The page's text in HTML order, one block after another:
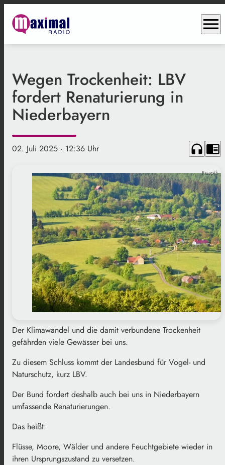
menu
Wegen Trockenheit: LBV
fordert Renaturierung in
Niederbayern
02. Juli 2025 · 12:36 Uhr headphones chrome_reader_mode
Freepik
Der Klimawandel und die damit verbundene Trockenheit
gefährden viele Gewässer bei uns.
Zu diesem Schluss kommt der Landesbund für Vogel- und
Naturschutz, kurz LBV.
Der Bund fordert deshalb auch bei uns in Niederbayern
umfassende Renaturierungen.
Das heißt:
Flüsse, Moore, Wälder und andere Feuchtgebiete wieder in
ihren Ursprungszustand zu versetzen.